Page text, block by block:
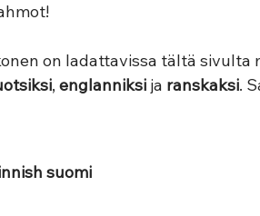
on ladattavissa tältä sivulta
, englanniksi ja ranskaksi.
suomi